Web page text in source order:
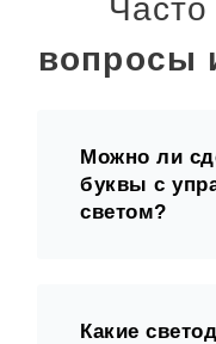
вопросы
Можно ли
буквы с
светом?
Какие